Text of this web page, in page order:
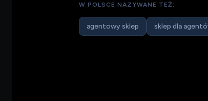
W POLSCE NAZYWANE TEŻ:
agentowy sklep sklep dla